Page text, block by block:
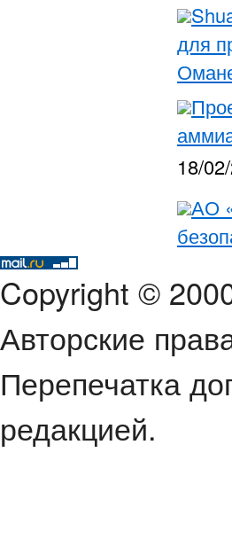
для
18/
АО
Copyright ©
Авторские
Перепечатка
редакцией.